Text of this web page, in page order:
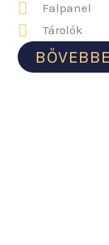
Falpanel
Tárolók